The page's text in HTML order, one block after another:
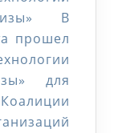
В
прошел
для